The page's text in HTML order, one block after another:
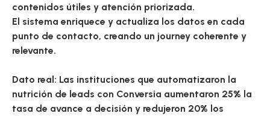
contenidos útiles y atención priorizada.
El sistema enriquece y actualiza los datos en cada
punto de contacto, creando un journey coherente y
relevante.
Dato real: Las instituciones que automatizaron la
nutrición de leads con Conversia aumentaron 25% la
tasa de avance a decisión y redujeron 20% los